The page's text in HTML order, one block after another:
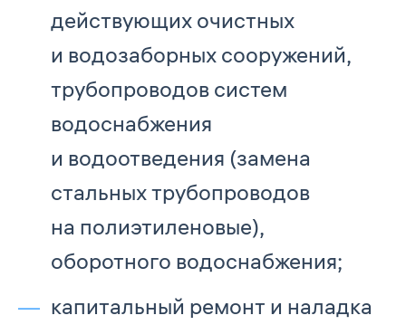
действующих очистных
и водозаборных сооружений,
трубопроводов систем
водоснабжения
и водоотведения (замена
стальных трубопроводов
на полиэтиленовые),
оборотного водоснабжения;
капитальный ремонт и наладка